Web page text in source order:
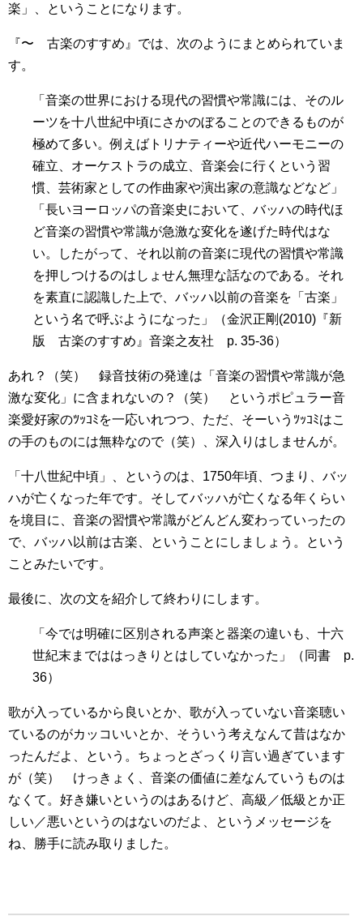
楽」、ということになります。
『〜 古楽のすすめ』では、次のようにまとめられていま
す。
「音楽の世界における現代の習慣や常識には、そのル
ーツを十八世紀中頃にさかのぼることのできるものが
極めて多い。例えばトリナティーや近代ハーモニーの
確立、オーケストラの成立、音楽会に行くという習
慣、芸術家としての作曲家や演出家の意識などなど」
「長いヨーロッパの音楽史において、バッハの時代ほ
ど音楽の習慣や常識が急激な変化を遂げた時代はな
い。したがって、それ以前の音楽に現代の習慣や常識
を押しつけるのはしょせん無理な話なのである。それ
を素直に認識した上で、バッハ以前の音楽を「古楽」
という名で呼ぶようになった」
（金沢正剛(2010)『新
版 古楽のすすめ』音楽之友社 p. 35-36）
あれ？（笑） 録音技術の発達は「音楽の習慣や常識が急
激な変化」に含まれないの？（笑） というポピュラー音
楽愛好家のﾂｯｺﾐを一応いれつつ、ただ、そーいうﾂｯｺﾐはこ
の手のものには無粋なので（笑）、深入りはしませんが。
「十八世紀中頃」、というのは、1750年頃、つまり、バッ
ハが亡くなった年です。そしてバッハが亡くなる年くらい
を境目に、音楽の習慣や常識がどんどん変わっていったの
で、バッハ以前は古楽、ということにしましょう。という
ことみたいです。
最後に、次の文を紹介して終わりにします。
「今では明確に区別される声楽と器楽の違いも、十六
世紀末までははっきりとはしていなかった」
（同書 p.
36）
歌が入っているから良いとか、歌が入っていない音楽聴い
ているのがカッコいいとか、そういう考えなんて昔はなか
ったんだよ、という。ちょっとざっくり言い過ぎています
が（笑） けっきょく、音楽の価値に差なんていうものは
なくて。好き嫌いというのはあるけど、高級／低級とか正
しい／悪いというのはないのだよ、というメッセージを
ね、勝手に読み取りました。